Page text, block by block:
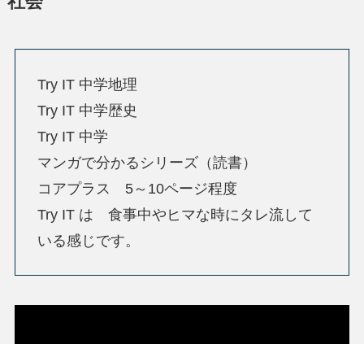
Try IT 中学地理
Try IT 中学歴史
Try IT 中学
マンガで分かるシリーズ（読書）
コアプラス 5～10ページ程度
Try IT は 食事中やヒマな時にタレ流して
いる感じです。